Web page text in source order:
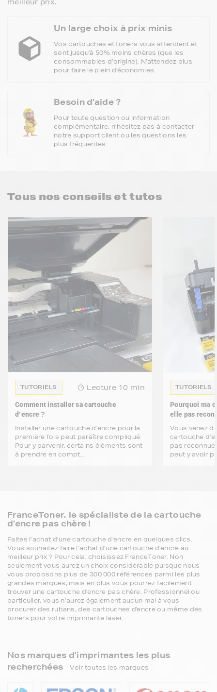
meilleur prix.
Un large choix à prix minis
Vos cartouches et toners vous attendent et
sont jusqu'à 50% moins chères (que les
consommables d’origine). N’attendez plus
pour faire le plein d'économies.
Besoin d'aide ?
Pour toute question ou information
complémentaire, n’hésitez pas à contacter
notre support client ou les questions les
plus fréquentes.
Tous nos conseils et tutos
TUTORIELS Lecture 10 min
Comment installer sa cartouche
d’encre ?
Installer une cartouche d’encre pour la
première fois peut paraître compliqué.
Pour y parvenir, certains éléments sont
à prendre en compt...
TUTORIELS
Pourquoi ma
elle pas
Vous venez
cartouche
pas
peut y avoir
FranceToner, le spécialiste de la cartouche
d’encre pas chère !
Faites l’achat d’une cartouche d’encre en quelques clics.
Vous souhaitez faire l’achat d’une cartouche d’encre au
meilleur prix ? Pour cela, choisissez FranceToner. Non
seulement vous aurez un choix considérable puisque nous
vous proposons plus de 300 000 références parmi les plus
grandes marques, mais en plus vous pourrez facilement
trouver une cartouche d’encre pas chère. Professionnel ou
particulier, vous n’aurez également aucun mal à vous
procurer des rubans, des cartouches d'encre ou même des
toners pour votre imprimante laser.
Nos marques d'imprimantes les plus
recherchées - Voir toutes les marques